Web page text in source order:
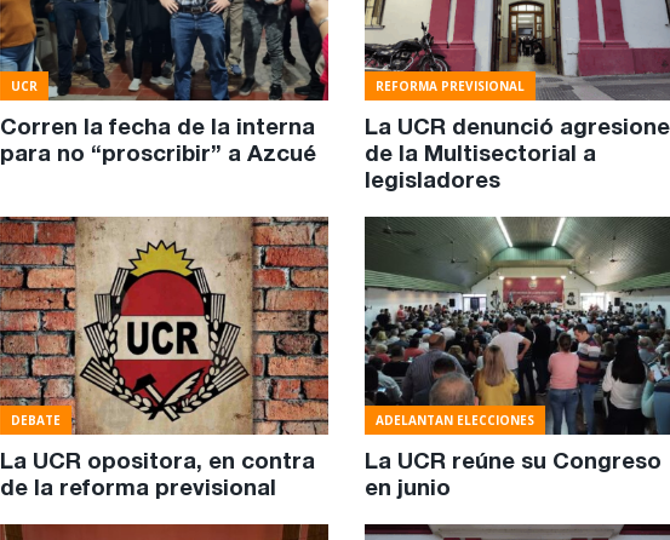
UCR
Corren la fecha de la interna
para no “proscribir” a Azcué
REFORMA PREVISIONAL
La UCR denunció
de la Multisectorial a
legisladores
DEBATE
La UCR opositora, en contra
de la reforma previsional
ADELANTAN ELECCIONES
La UCR reúne su Congreso
en junio